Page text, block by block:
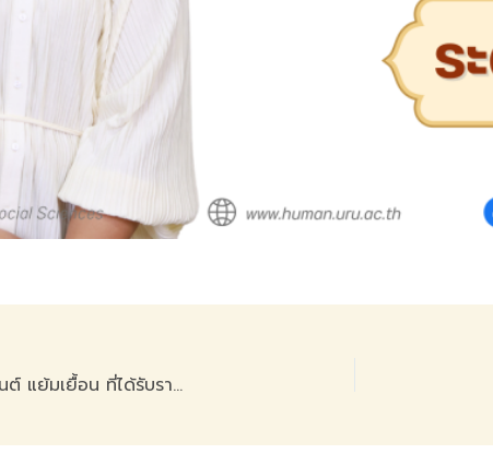
ขอแสดงความยินดีกับ รองศาสตราจารย์ ดร.อนันต์ แย้มเยื้อน ที่ได้รับรางวัลนักวิจัยดีเด่นด้านสังคมศาสตร์และมนุษยศาสตร์ “ระดับดี”